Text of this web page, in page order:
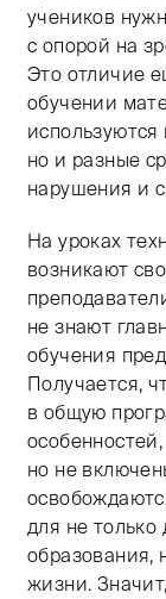
учеников
с опорой на
Это отличие
обучении
но и разные
нарушения и
На уроках
возникают
не знают
обучения
Получается,
в общую
но не
для не только
образования,
жизни.